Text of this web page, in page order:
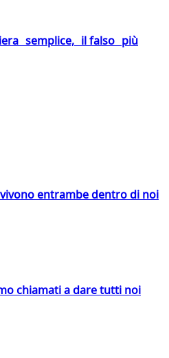
semplice, il falso più
entrambe dentro di noi
chiamati a dare tutti noi